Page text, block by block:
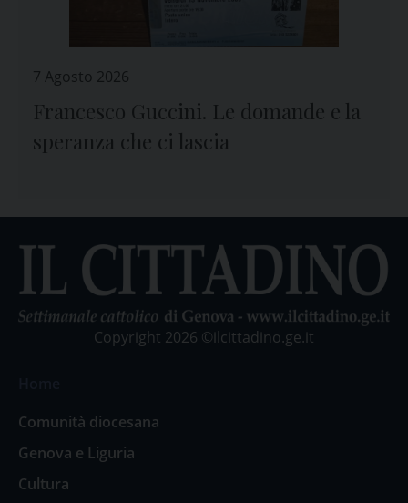
7 Agosto 2026
Francesco Guccini. Le domande e la
speranza che ci lascia
Copyright 2026 ©ilcittadino.ge.it
Comunità diocesana
Genova e Liguria
Cultura